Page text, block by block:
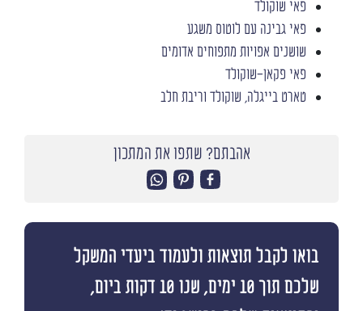
פאי שוקולד
פאי גבינה עם לוטוס משגע
שושנים אפויות מתפוחים אדומים
פאי פקאן-שוקולד
טארט בייגלה, שוקולד וריבת חלב
אהבתם? שתפו את המתכון
בואו לקבל תוצאות ולעמוד ביעדי המשקל
שלכם תוך 10 ימים, שנו 10 דקות ביום,